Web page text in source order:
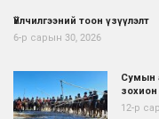
Үйлчилгээний тоон үзүүлэлт
6-р сарын 30, 2026
Сумын
зохион
12-р